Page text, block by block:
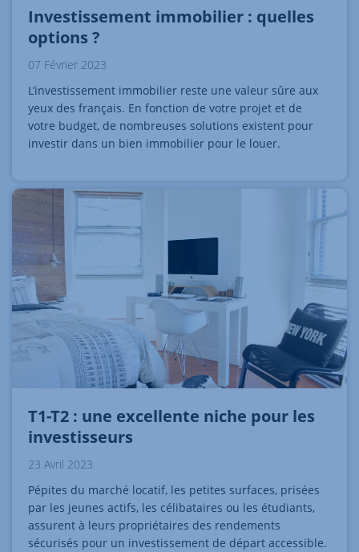
Investissement immobilier : quelles
options ?
07 Février 2023
L’investissement immobilier reste une valeur sûre aux
yeux des français. En fonction de votre projet et de
votre budget, de nombreuses solutions existent pour
investir dans un bien immobilier pour le louer.
T1-T2 : une excellente niche pour les
investisseurs
23 Avril 2023
Pépites du marché locatif, les petites surfaces, prisées
par les jeunes actifs, les célibataires ou les étudiants,
assurent à leurs propriétaires des rendements
sécurisés pour un investissement de départ accessible.